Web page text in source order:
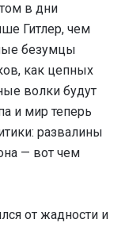
в дни
Гитлер, чем
безумцы
как цепных
волки будут
и мир теперь
развалины
— вот чем
от жадности и